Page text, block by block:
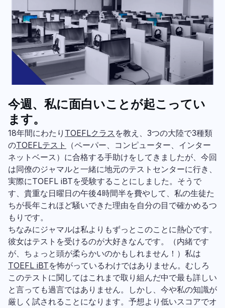
今週、私に面白いことが起こってい
ます。
18年間にわたり TOEFLクラス を教え、3つの大陸で3種類
のTOEFLテスト
（ペーパー、コンピューター、インター
ネットベース）に合格する手助けをしてきましたが、今回
は同僚のジャマルと一緒に地元のテストセンターに行き、
実際にTOEFL iBTを受験することにしました。そうで
す、貴重な日曜日の午後4時間半を費やして、私の生徒た
ちが長年これほど騒いできた理由を自分の目で確かめるつ
もりです。
ちなみにジャマルは私よりもずっとこのことに熱心です。
彼女はテストを受けるのが大好きなんです。（内緒です
が、ちょっと頭が柔らかいのかもしれません！）私は
TOEFL iBTを怖がっているわけではありません。むしろ
このテストに関してはこれまで取り組んだ中で最も詳しい
と言っても過言ではありません。しかし、今や私の知識が
厳しく試されることになります。予想より低いスコアでオ